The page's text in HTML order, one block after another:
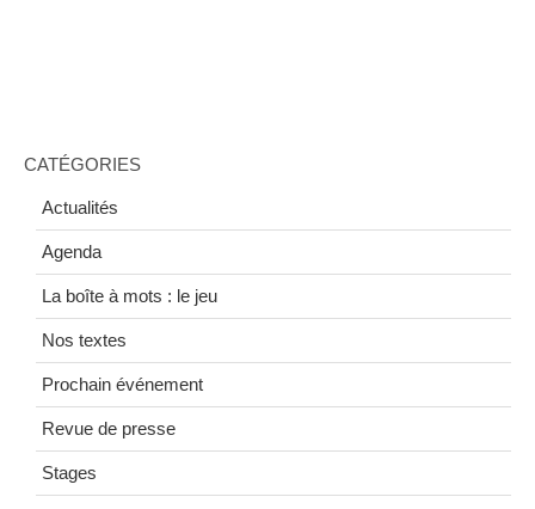
CATÉGORIES
Actualités
Agenda
La boîte à mots : le jeu
Nos textes
Prochain événement
Revue de presse
Stages